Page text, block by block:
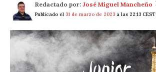
Redactado por: José Miguel Mancheño
Publicado el 31 de marzo de 2023 a las 22:13 CEST